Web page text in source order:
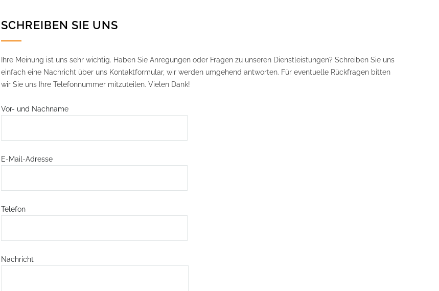
SCHREIBEN SIE UNS
Ihre Meinung ist uns sehr wichtig. Haben Sie Anregungen oder Fragen zu unseren Dienstleistungen? Schreiben Sie uns
einfach eine Nachricht über uns Kontaktformular, wir werden umgehend antworten. Für eventuelle Rückfragen bitten
wir Sie uns Ihre Telefonnummer mitzuteilen. Vielen Dank!
Vor- und Nachname
E-Mail-Adresse
Telefon
Nachricht